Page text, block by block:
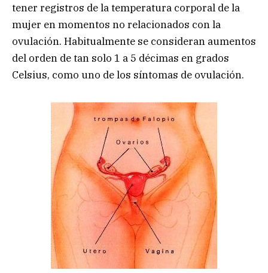
tener registros de la temperatura corporal de la
mujer en momentos no relacionados con la
ovulación. Habitualmente se consideran aumentos
del orden de tan solo 1 a 5 décimas en grados
Celsius, como uno de los síntomas de ovulación.